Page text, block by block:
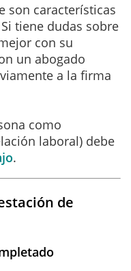
son características
tiene dudas sobre
con su
un abogado
a la firma
como
laboral) debe
.
de